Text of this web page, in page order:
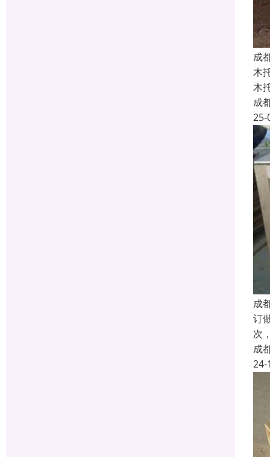
成
木
木
成
25-
成
订
次
成
24-